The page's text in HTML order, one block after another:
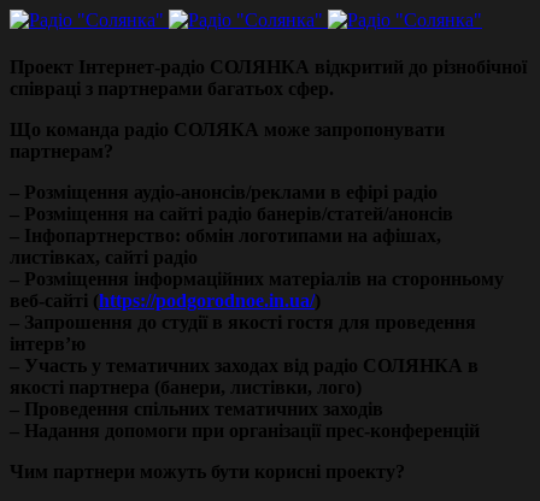
Проект Інтернет-радіо СОЛЯНКА відкритий до різнобічної
співраці з партнерами багатьох сфер.
Що команда радіо СОЛЯКА може запропонувати
партнерам?
– Розміщення аудіо-анонсів/реклами в ефірі радіо
– Розміщення на сайті радіо банерів/статей/анонсів
– Інфопартнерство: обмін логотипами на афішах,
листівках, сайті радіо
– Розміщення інформаційних матеріалів на сторонньому
веб-сайті (https://podgorodnoe.in.ua/)
– Запрошення до студії в якості гостя для проведення
інтерв’ю
– Участь у тематичних заходах від радіо СОЛЯНКА в
якості партнера (банери, листівки, лого)
– Проведення спільних тематичних заходів
– Надання допомоги при організації прес-конференцій
Чим партнери можуть бути корисні проекту?